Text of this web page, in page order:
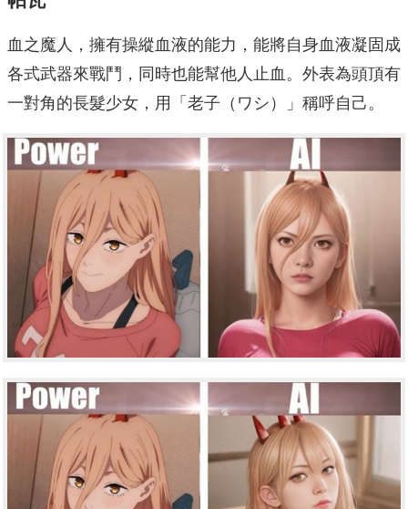
血之魔人，擁有操縱血液的能力，能將自身血液凝固成
各式武器來戰鬥，同時也能幫他人止血。外表為頭頂有
一對角的長髮少女，用「老子（ワシ）」稱呼自己。